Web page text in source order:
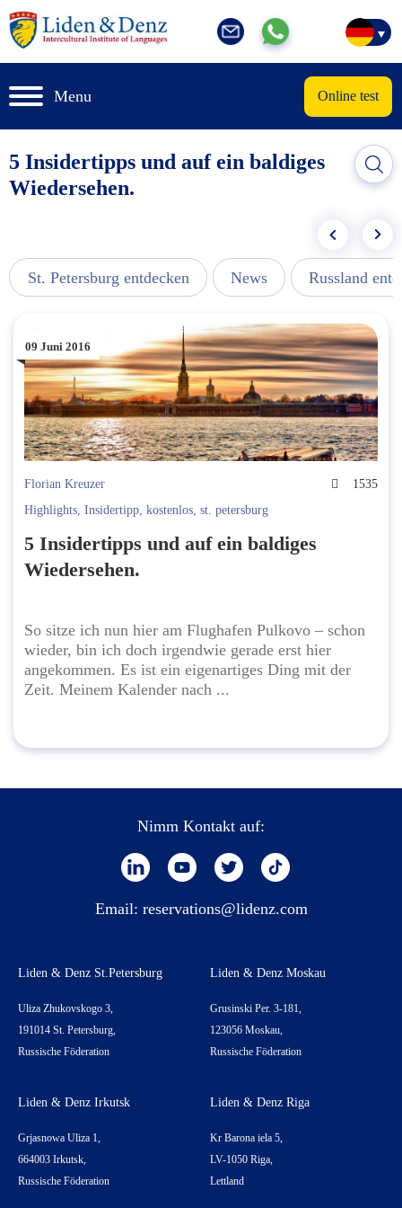
Menu Online test
5 Insidertipps und auf ein baldiges
Wiedersehen.
St. Petersburg entdecken News Russland
09 Juni 2016
Florian Kreuzer
1535
Highlights, Insidertipp, kostenlos, st. petersburg
5 Insidertipps und auf ein baldiges
Wiedersehen.
So sitze ich nun hier am Flughafen Pulkovo – schon
wieder, bin ich doch irgendwie gerade erst hier
angekommen. Es ist ein eigenartiges Ding mit der
Zeit. Meinem Kalender nach ...
Nimm Kontakt auf:
Email: reservations@lidenz.com
Liden & Denz St.Petersburg
Uliza Zhukovskogo 3,
191014 St. Petersburg,
Russische Föderation
Liden & Denz Moskau
Grusinski Per. 3-181,
123056 Moskau,
Russische Föderation
Liden & Denz Irkutsk
Grjasnowa Uliza 1,
664003 Irkutsk,
Russische Föderation
Liden & Denz Riga
Kr Barona iela 5,
LV-1050 Riga,
Lettland